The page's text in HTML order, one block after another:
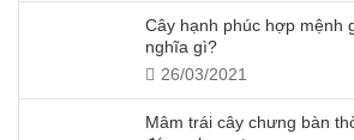
Cây hạnh phúc hợp mệnh
nghĩa gì?
26/03/2021
Mâm trái cây chưng bàn